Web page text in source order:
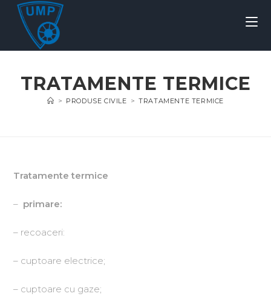
TRATAMENTE TERMICE
> PRODUSE CIVILE > TRATAMENTE TERMICE
Tratamente termice
– primare:
– recoaceri:
– cuptoare electrice;
– cuptoare cu gaze;